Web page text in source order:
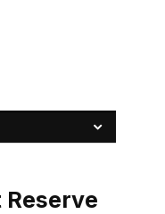
Reserve